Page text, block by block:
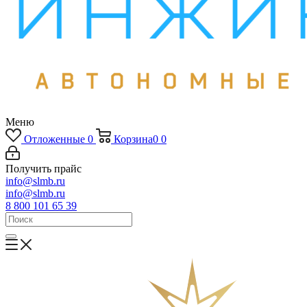
Меню
Отложенные 0 Корзина0 0
Получить прайс
info@slmb.ru
info@slmb.ru
8 800 101 65 39